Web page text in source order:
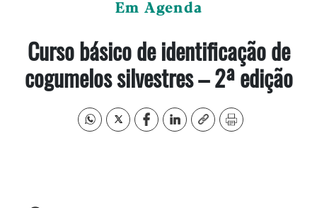
Em Agenda
Curso básico de identificação de
cogumelos silvestres – 2ª edição